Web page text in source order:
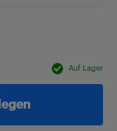
Auf Lager